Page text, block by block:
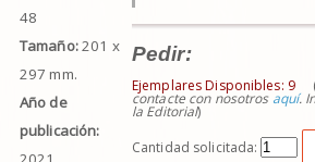
48
Tamaño:201 x
297 mm.
Año de
publicación:
Pedir:
Ejemplares Disponibles: 9
contacte con nosotros aquí.
la Editorial)
Cantidad solicitada: